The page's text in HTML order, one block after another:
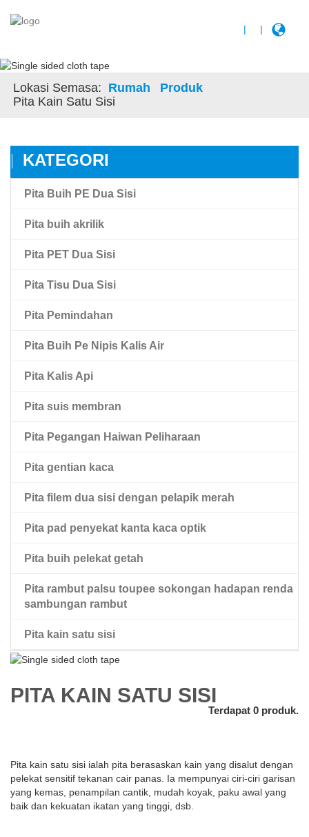
| |
Lokasi Semasa: Rumah
Produk
Pita Kain Satu Sisi
KATEGORI
Pita Buih PE Dua Sisi
Pita buih akrilik
Pita buih akrilik
Pita Buih Akrilik Ikatan Tinggi Amk
Pita PET Dua Sisi
Pita Filem Haiwan Peliharaan Telus Dua Sisi
Pita Haiwan Peliharaan Hitam Dua Sisi
Pita Haiwan Peliharaan Dua Sisi Dengan Pelapik
Pita Tisu Dua Sisi
Pita Pemindahan
Pita Buih Pe Nipis Kalis Air
Pita Kalis Api
Pita suis membran
Pita Pegangan Haiwan Peliharaan
Pita gentian kaca
Pita filem dua sisi dengan pelapik merah
Pita pad penyekat kanta kaca optik
Pita buih pelekat getah
Pita rambut palsu toupee sokongan hadapan renda
sambungan rambut
pita dua sisi rambut palsu
Pita kain satu sisi
PITA KAIN SATU SISI
Terdapat 0 produk.
Pita kain satu sisi ialah pita berasaskan kain yang disalut dengan
pelekat sensitif tekanan cair panas. Ia mempunyai ciri-ciri garisan
yang kemas, penampilan cantik, mudah koyak, paku awal yang
baik dan kekuatan ikatan yang tinggi, dsb.